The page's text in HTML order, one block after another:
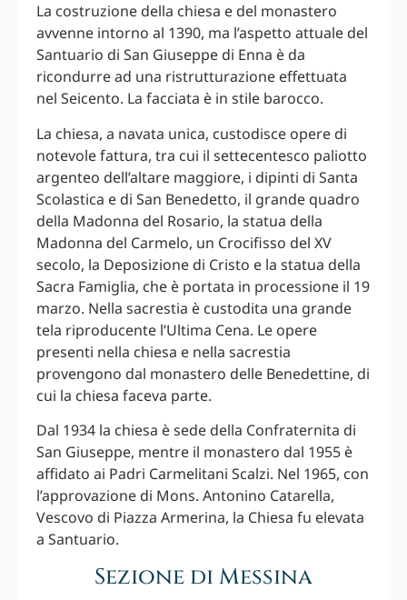
La costruzione della chiesa e del monastero
avvenne intorno al 1390, ma l’aspetto attuale del
Santuario di San Giuseppe di Enna è da
ricondurre ad una ristrutturazione effettuata
nel Seicento. La facciata è in stile barocco.
La chiesa, a navata unica, custodisce opere di
notevole fattura, tra cui il settecentesco paliotto
argenteo dell’altare maggiore, i dipinti di Santa
Scolastica e di San Benedetto, il grande quadro
della Madonna del Rosario, la statua della
Madonna del Carmelo, un Crocifisso del XV
secolo, la Deposizione di Cristo e la statua della
Sacra Famiglia, che è portata in processione il 19
marzo. Nella sacrestia è custodita una grande
tela riproducente l’Ultima Cena. Le opere
presenti nella chiesa e nella sacrestia
provengono dal monastero delle Benedettine, di
cui la chiesa faceva parte.
Dal 1934 la chiesa è sede della Confraternita di
San Giuseppe, mentre il monastero dal 1955 è
affidato ai Padri Carmelitani Scalzi. Nel 1965, con
l’approvazione di Mons. Antonino Catarella,
Vescovo di Piazza Armerina, la Chiesa fu elevata
a Santuario.
Sezione di Messina